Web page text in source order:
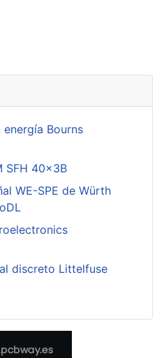
Bourns
SFH 40x3B
WE-SPE de Würth
discreto Littelfuse